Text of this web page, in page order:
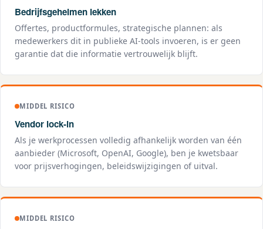
Bedrijfsgeheimen lekken
Offertes, productformules, strategische plannen: als
medewerkers dit in publieke AI-tools invoeren, is er geen
garantie dat die informatie vertrouwelijk blijft.
MIDDEL RISICO
Vendor lock-in
Als je werkprocessen volledig afhankelijk worden van één
aanbieder (Microsoft, OpenAI, Google), ben je kwetsbaar
voor prijsverhogingen, beleidswijzigingen of uitval.
MIDDEL RISICO